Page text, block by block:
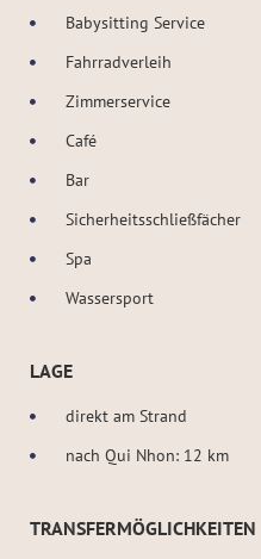
Babysitting Service
Fahrradverleih
Zimmerservice
Café
Bar
Sicherheitsschließfächer
Spa
Wassersport
LAGE
direkt am Strand
nach Qui Nhon: 12 km
TRANSFERMÖGLICHKEITEN